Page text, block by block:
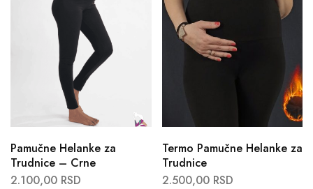
Pamučne Helanke za
Trudnice – Crne
2.100,00 RSD
Termo Pamučne Helanke za
Trudnice
2.500,00 RSD